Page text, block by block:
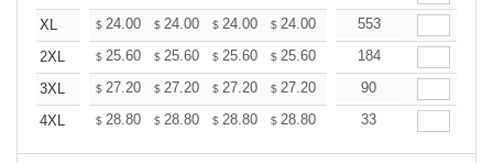
XL
$ 24.00 $ 24.00 $ 24.00 $ 24.00 24.00
553
2XL
$ 25.60 $ 25.60 $ 25.60 $ 25.60 25.60
184
3XL
$ 27.20 $ 27.20 $ 27.20 $ 27.20 27.20
90
4XL
$ 28.80 $ 28.80 $ 28.80 $ 28.80 28.80
33